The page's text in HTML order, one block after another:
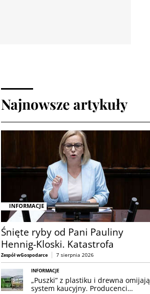
Najnowsze artykuły
INFORMACJE
Śnięte ryby od Pani Pauliny
Hennig-Kloski. Katastrofa
Zespół wGospodarce 7 sierpnia 2026
INFORMACJE
„Puszki” z plastiku i drewna omijają
system kaucyjny. Producenci…